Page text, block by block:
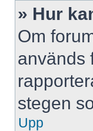
» Hur
Om
används
stegen
Upp